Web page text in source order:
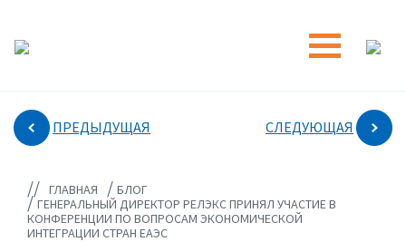
ПРЕДЫДУЩАЯ СЛЕДУЮЩАЯ
// ГЛАВНАЯ / БЛОГ
/ГЕНЕРАЛЬНЫЙ ДИРЕКТОР РЕЛЭКС ПРИНЯЛ УЧАСТИЕ В
КОНФЕРЕНЦИИ ПО ВОПРОСАМ ЭКОНОМИЧЕСКОЙ
ИНТЕГРАЦИИ СТРАН ЕАЭС